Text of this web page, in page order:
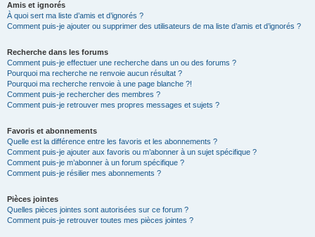
Amis et ignorés
À quoi sert ma liste d’amis et d’ignorés ?
Comment puis-je ajouter ou supprimer des utilisateurs de ma liste d’amis et d’ignorés ?
Recherche dans les forums
Comment puis-je effectuer une recherche dans un ou des forums ?
Pourquoi ma recherche ne renvoie aucun résultat ?
Pourquoi ma recherche renvoie à une page blanche ?!
Comment puis-je rechercher des membres ?
Comment puis-je retrouver mes propres messages et sujets ?
Favoris et abonnements
Quelle est la différence entre les favoris et les abonnements ?
Comment puis-je ajouter aux favoris ou m’abonner à un sujet spécifique ?
Comment puis-je m’abonner à un forum spécifique ?
Comment puis-je résilier mes abonnements ?
Pièces jointes
Quelles pièces jointes sont autorisées sur ce forum ?
Comment puis-je retrouver toutes mes pièces jointes ?